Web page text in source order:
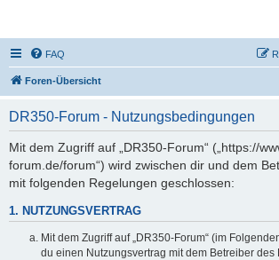
FAQ
Foren-Übersicht
DR350-Forum - Nutzungsbedingungen
Mit dem Zugriff auf „DR350-Forum“ („https://
forum.de/forum“) wird zwischen dir und dem
mit folgenden Regelungen geschlossen:
1. NUTZUNGSVERTRAG
Mit dem Zugriff auf „DR350-Forum“ (im
du einen Nutzungsvertrag mit dem Betreiber des